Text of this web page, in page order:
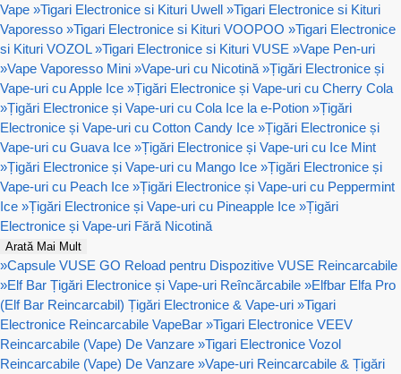
Vape »Tigari Electronice si Kituri Uwell »Tigari Electronice si Kituri
Vaporesso »Tigari Electronice si Kituri VOOPOO »Tigari Electronice
si Kituri VOZOL »Tigari Electronice si Kituri VUSE »Vape Pen-uri
»Vape Vaporesso Mini »Vape-uri cu Nicotină »Țigări Electronice și
Vape-uri cu Apple Ice »Țigări Electronice și Vape-uri cu Cherry Cola
»Țigări Electronice și Vape-uri cu Cola Ice la e-Potion »Țigări
Electronice și Vape-uri cu Cotton Candy Ice »Țigări Electronice și
Vape-uri cu Guava Ice »Țigări Electronice și Vape-uri cu Ice Mint
»Țigări Electronice și Vape-uri cu Mango Ice »Țigări Electronice și
Vape-uri cu Peach Ice »Țigări Electronice și Vape-uri cu Peppermint
Ice »Țigări Electronice și Vape-uri cu Pineapple Ice »Țigări
Electronice și Vape-uri Fără Nicotină
Arată Mai Mult
»Capsule VUSE GO Reload pentru Dispozitive VUSE Reincarcabile
»Elf Bar Țigări Electronice și Vape-uri Reîncărcabile »Elfbar Elfa Pro
(Elf Bar Reincarcabil) Țigări Electronice & Vape-uri »Tigari
Electronice Reincarcabile VapeBar »Tigari Electronice VEEV
Reincarcabile (Vape) De Vanzare »Tigari Electronice Vozol
Reincarcabile (Vape) De Vanzare »Vape-uri Reincarcabile & Țigări